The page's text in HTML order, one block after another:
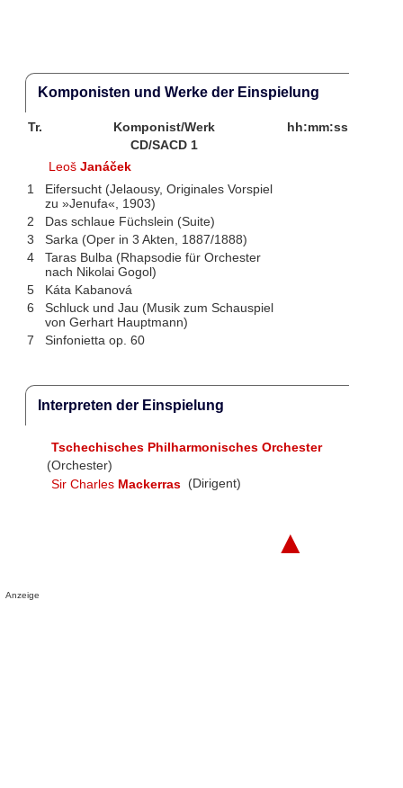
Komponisten und Werke der Einspielung
Tr. Komponist/Werk
hh:mm:ss
CD/SACD 1
LeošJanáček
1
Eifersucht (Jelaousy, Originales Vorspiel
zu »Jenufa«, 1903)
2
Das schlaue Füchslein (Suite)
3
Sarka (Oper in 3 Akten, 1887/1888)
4
Taras Bulba (Rhapsodie für Orchester
nach Nikolai Gogol)
5
Káta Kabanová
6
Schluck und Jau (Musik zum Schauspiel
von Gerhart Hauptmann)
7
Sinfonietta op. 60
Interpreten der Einspielung
Tschechisches Philharmonisches Orchester
(Orchester)
Sir Charles Mackerras (Dirigent)
▲
Anzeige